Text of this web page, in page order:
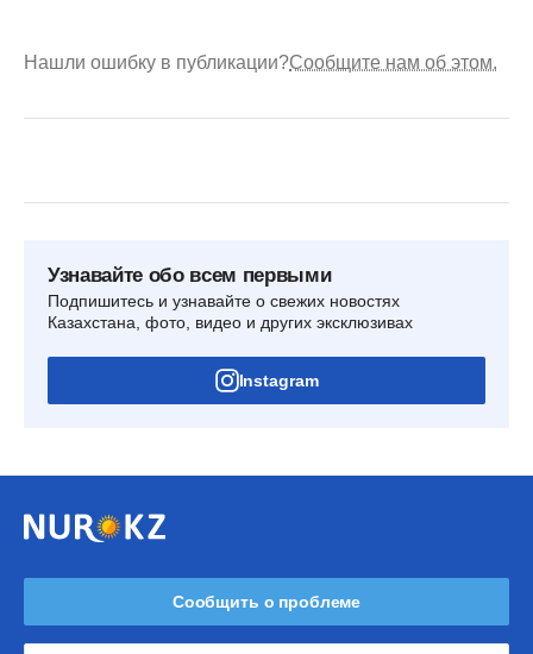
Нашли ошибку в публикации?Сообщите нам об этом.
Узнавайте обо всем первыми
Подпишитесь и узнавайте о свежих новостях
Казахстана, фото, видео и других эксклюзивах
Instagram
Сообщить о проблеме